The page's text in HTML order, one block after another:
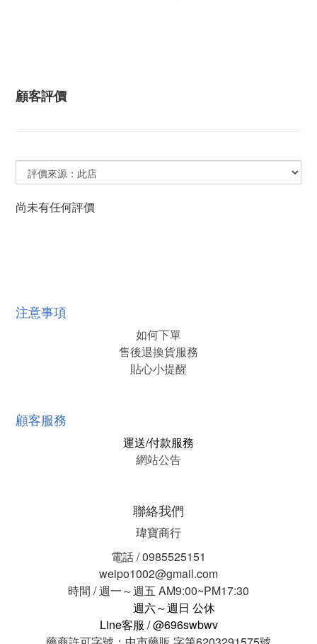
顧客評價
尚未有任何評價
注意事項
如何下單
售後退換貨服務
貼心小提醒
顧客服務
運送/付款服務
網站公告
聯絡我們
瑋寶商行
電話 / 0985525151
weipo1002@gmail.com
時間 / 週一～週五 AM9:00~PM17:30
週六～週日 公休
Line客服 / @696swbwv